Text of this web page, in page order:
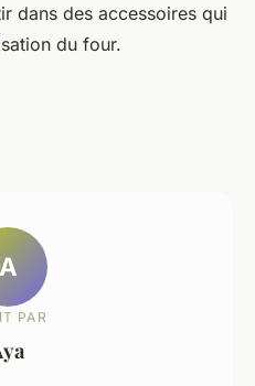
dans des accessoires qui
du four.
A
PAR